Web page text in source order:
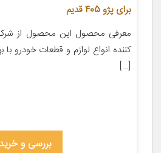
برای پژو 405 قدیم
معرفی محصول این محصول از
کننده انواع لوازم و قطعات خودرو
[…]
بررسی و